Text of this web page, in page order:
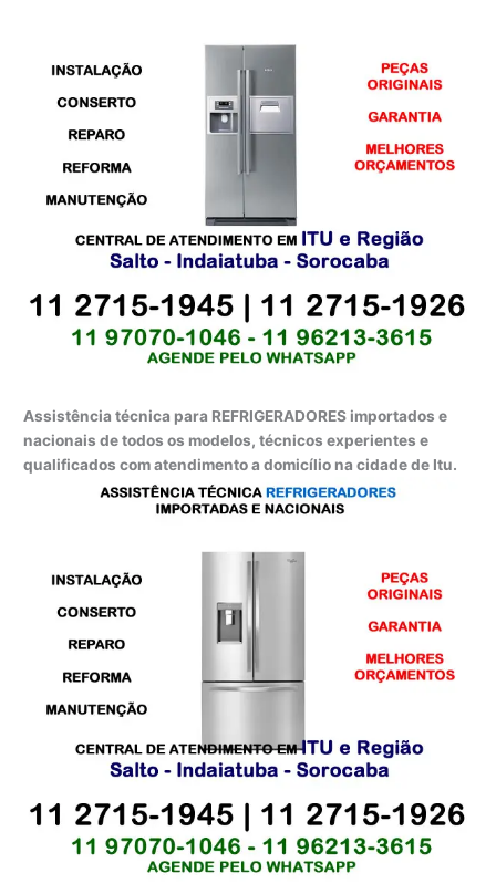
Assistência técnica para REFRIGERADORES importados e
nacionais de todos os modelos, técnicos experientes e
qualificados com atendimento a domicílio na cidade de Itu.